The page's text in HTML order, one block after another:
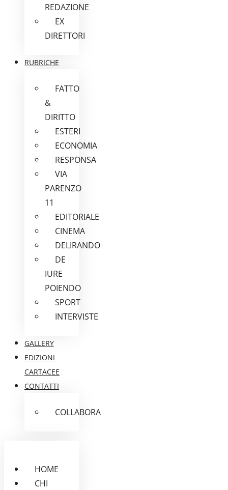
REDAZIONE
EX
DIRETTORI
RUBRICHE
FATTO
&
DIRITTO
ESTERI
ECONOMIA
RESPONSA
VIA
PARENZO
11
EDITORIALE
CINEMA
DELIRANDO
DE
IURE
POIENDO
SPORT
INTERVISTE
GALLERY
EDIZIONI
CARTACEE
CONTATTI
COLLABORA
HOME
CHI